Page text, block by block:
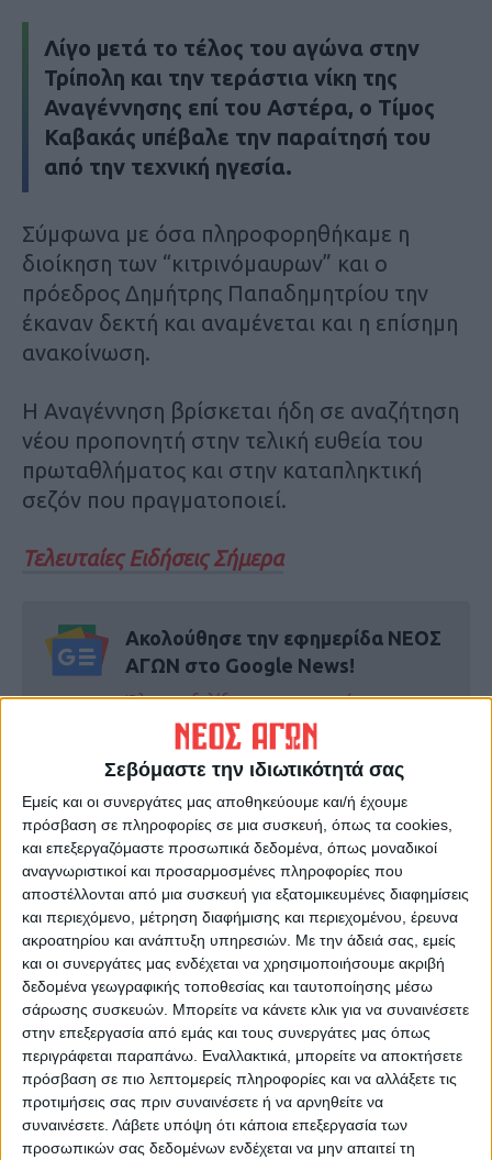
Σεβόμαστε την ιδιωτικότητά σας
Εμείς και οι συνεργάτες μας αποθηκεύουμε και/ή έχουμε
πρόσβαση σε πληροφορίες σε μια συσκευή, όπως τα cookies,
και επεξεργαζόμαστε προσωπικά δεδομένα, όπως μοναδικοί
αναγνωριστικοί και προσαρμοσμένες πληροφορίες που
αποστέλλονται από μια συσκευή για εξατομικευμένες διαφημίσεις
και περιεχόμενο, μέτρηση διαφήμισης και περιεχομένου, έρευνα
ακροατηρίου και ανάπτυξη υπηρεσιών. Με την άδειά σας, εμείς
και οι συνεργάτες μας ενδέχεται να χρησιμοποιήσουμε ακριβή
δεδομένα γεωγραφικής τοποθεσίας και ταυτοποίησης μέσω
σάρωσης συσκευών. Μπορείτε να κάνετε κλικ για να συναινέσετε
στην επεξεργασία από εμάς και τους συνεργάτες μας όπως
περιγράφεται παραπάνω. Εναλλακτικά, μπορείτε να αποκτήσετε
πρόσβαση σε πιο λεπτομερείς πληροφορίες και να αλλάξετε τις
προτιμήσεις σας πριν συναινέσετε ή να αρνηθείτε να
συναινέσετε. Λάβετε υπόψη ότι κάποια επεξεργασία των
προσωπικών σας δεδομένων ενδέχεται να μην απαιτεί τη
Λίγο μετά το τέλος του αγώνα στην
Τρίπολη και την τεράστια νίκη της
Αναγέννησης επί του Αστέρα, ο Τίμος
Καβακάς υπέβαλε την παραίτησή του
από την τεχνική ηγεσία.
Σύμφωνα με όσα πληροφορηθήκαμε η
διοίκηση των “κιτρινόμαυρων” και ο
πρόεδρος Δημήτρης Παπαδημητρίου την
έκαναν δεκτή και αναμένεται και η επίσημη
ανακοίνωση.
Η Αναγέννηση βρίσκεται ήδη σε αναζήτηση
νέου προπονητή στην τελική ευθεία του
πρωταθλήματος και στην καταπληκτική
σεζόν που πραγματοποιεί.
Τελευταίες Ειδήσεις Σήμερα
Ακολούθησε την εφημερίδα ΝΕΟΣ
ΑΓΩΝ στο Google News!
Όλες οι εξελίξεις στην περιοχή της
Καρδίτσας και ευρύτερα της Θεσσαλίας
Εγκρίθηκε κατά πλειοψηφία
το τεχνικό πρόγραμμα του
Δήμου Καρδίτσας για το 2026
(ΦΩΤΟ)
Σπάει τα ρεκόρ η ΑΣΑ, τώρα
θέλει όλη την Καρδίτσα δίπλα
Θεοδόσης Κατσάρας
https://neosagon.gr